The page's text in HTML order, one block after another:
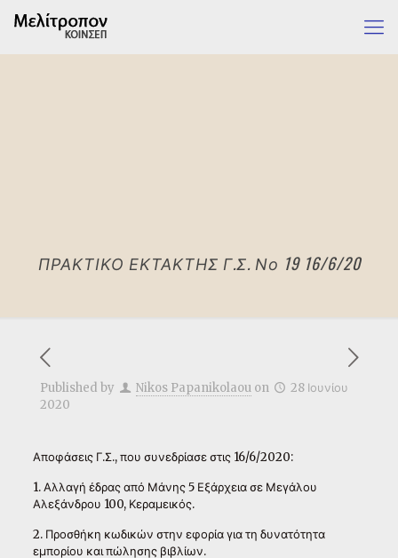
ΠΡΑΚΤΙΚΟ ΕΚΤΑΚΤΗΣ Γ.Σ. Νο 19 16/6/20
Published by Nikos Papanikolaou on
28 Ιουνίου
2020
Αποφάσεις Γ.Σ., που συνεδρίασε στις 16/6/2020:
1. Αλλαγή έδρας από Μάνης 5 Εξάρχεια σε Μεγάλου
Αλεξάνδρου 100, Κεραμεικός.
2. Προσθήκη κωδικών στην εφορία για τη δυνατότητα
εμπορίου και πώλησης βιβλίων.